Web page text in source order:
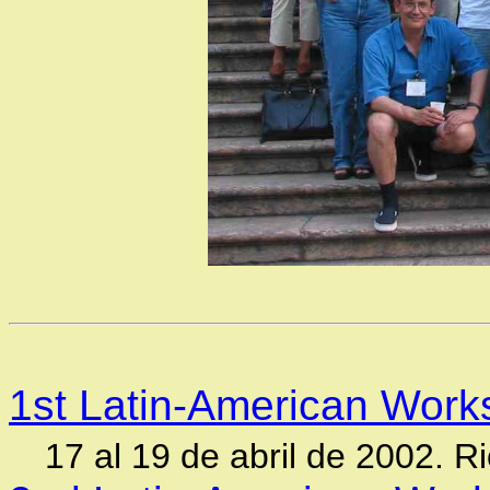
1st Latin-American
17 al 19 de abril de 2002.